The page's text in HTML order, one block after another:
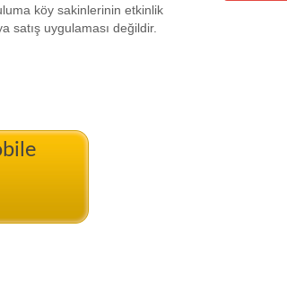
köy sakinlerinin etkinlik
satış uygulaması değildir.